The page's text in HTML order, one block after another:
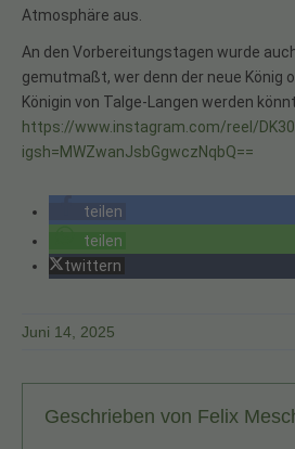
Atmosphäre aus.
An den Vorbereitungstagen wurde
gemutmaßt, wer denn der neue König
Königin von Talge-Langen werden
https://www.instagram.com/reel/
igsh=MWZwanJsbGgwczNqbQ==
teilen
teilen
twittern
Juni 14, 2025
Geschrieben von Felix